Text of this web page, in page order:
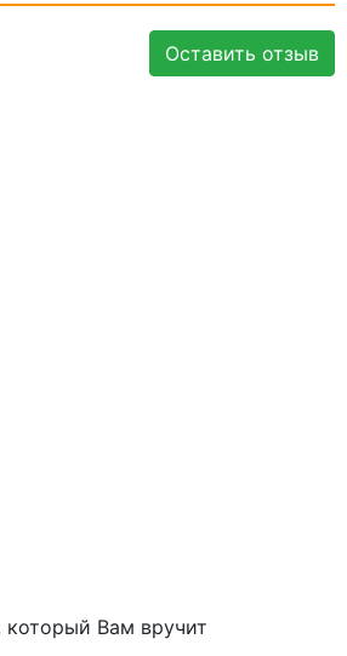
Оставить отзыв
который Вам вручит